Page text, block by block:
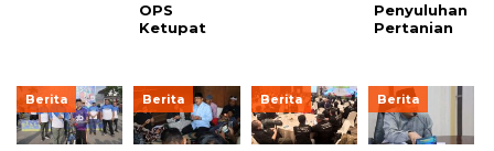
OPS
Ketupat
Penyuluhan
Pertanian
Berita Berita Berita Berita